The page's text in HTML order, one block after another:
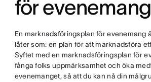
för
En marknadsföringsplan för evenemang
låter som: en plan för att marknadsföra
Syftet med en marknadsföringsplan för
fånga folks uppmärksamhet och öka
evenemanget, så att du kan nå din